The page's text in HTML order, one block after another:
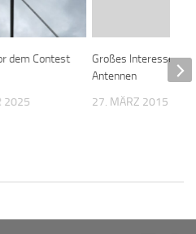
dem Contest
2025
Großes Interesse an
Antennen
27. MÄRZ 2015